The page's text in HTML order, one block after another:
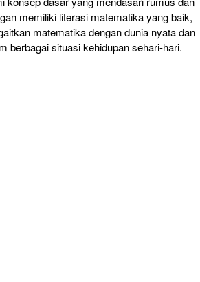
memiliki literasi matematika yang baik,
matematika dengan dunia nyata dan
berbagai situasi kehidupan sehari-hari.